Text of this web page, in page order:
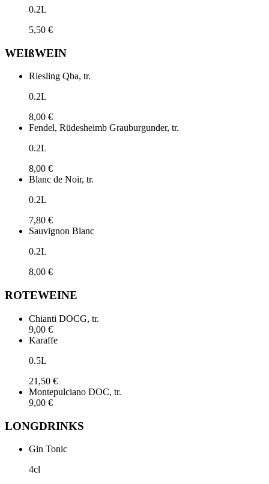
0.2L
5,50 €
WEIßWEIN
Riesling Qba, tr.
0.2L
8,00 €
Fendel, Rüdesheimb Grauburgunder, tr.
0.2L
8,00 €
Blanc de Noir, tr.
0.2L
7,80 €
Sauvignon Blanc
0.2L
8,00 €
ROTEWEINE
Chianti DOCG, tr.
9,00 €
Karaffe
0.5L
21,50 €
Montepulciano DOC, tr.
9,00 €
LONGDRINKS
Gin Tonic
4cl